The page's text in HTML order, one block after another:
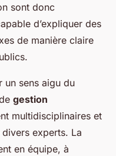
sont donc
d’expliquer des
de manière claire
un sens aigu du
gestion
multidisciplinaires et
experts. La
en équipe, à